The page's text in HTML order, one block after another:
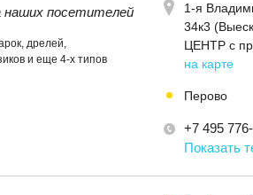
посетителей
дрелей,
и еще 4-х типов
1-я
34к3
ЦЕНТР с
на карте
Перово
+7 495
Показать